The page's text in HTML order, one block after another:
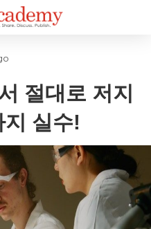
절대로 저지
지 실수!